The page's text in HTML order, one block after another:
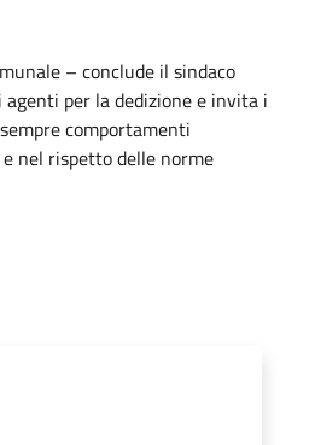
– conclude il sindaco
per la dedizione e invita i
comportamenti
nel rispetto delle norme